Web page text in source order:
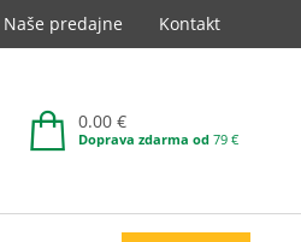
Naše predajne Kontakt
0.00 €
Doprava zdarma od 79 €